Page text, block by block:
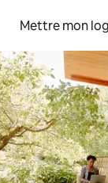
Mettre mon